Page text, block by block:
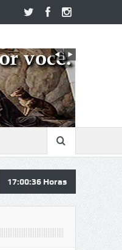
17:00:37 Horas